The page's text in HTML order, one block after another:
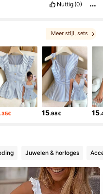
Nuttig (0)
Meer stijl, sets
, Misschien vind je dit ook leuk
, Gerelateerde items
.35€ 15.98€ 15
Juwelen & horloges